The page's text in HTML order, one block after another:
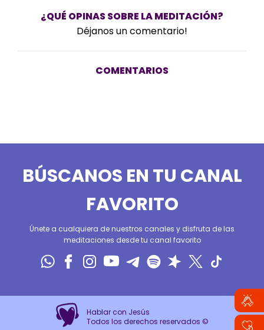
¿QUÉ OPINAS SOBRE LA MEDITACIÓN?
Déjanos un comentario!
COMENTARIOS
BÚSCANOS EN TU CANAL
FAVORITO
Únete a cualquiera de nuestros canales y disfruta de las
meditaciones desde tu canal favorito
Hablar con Jesús
Todos los derechos reservados ©